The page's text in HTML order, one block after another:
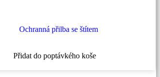
Přidat do poptávkého koše